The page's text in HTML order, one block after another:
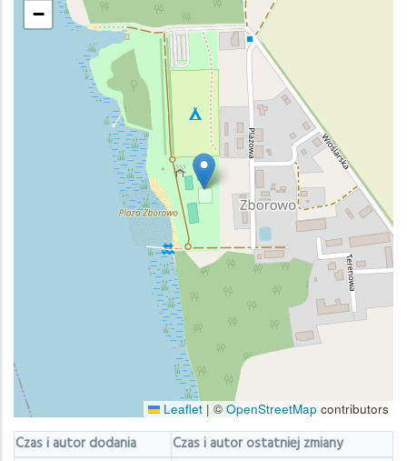
−
Leaflet | © OpenStreetMap contributors
Czas i autor dodania Czas i autor ostatniej zmiany